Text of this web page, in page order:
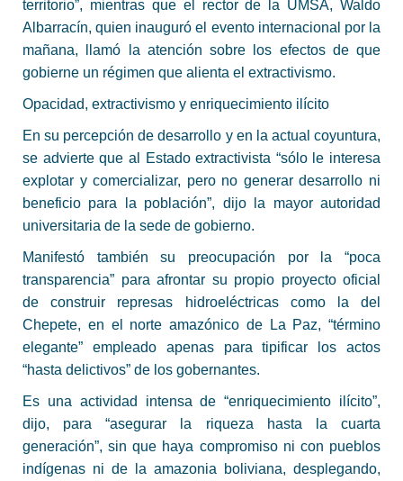
territorio”, mientras que el rector de la UMSA, Waldo
Albarracín, quien inauguró el evento internacional por la
mañana, llamó la atención sobre los efectos de que
gobierne un régimen que alienta el extractivismo.
Opacidad, extractivismo y enriquecimiento ilícito
En su percepción de desarrollo y en la actual coyuntura,
se advierte que al Estado extractivista “sólo le interesa
explotar y comercializar, pero no generar desarrollo ni
beneficio para la población”, dijo la mayor autoridad
universitaria de la sede de gobierno.
Manifestó también su preocupación por la “poca
transparencia” para afrontar su propio proyecto oficial
de construir represas hidroeléctricas como la del
Chepete, en el norte amazónico de La Paz, “término
elegante” empleado apenas para tipificar los actos
“hasta delictivos” de los gobernantes.
Es una actividad intensa de “enriquecimiento ilícito”,
dijo, para “asegurar la riqueza hasta la cuarta
generación”, sin que haya compromiso ni con pueblos
indígenas ni de la amazonia boliviana, desplegando,